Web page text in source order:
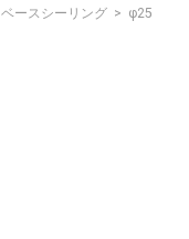
ベースシーリング > φ25